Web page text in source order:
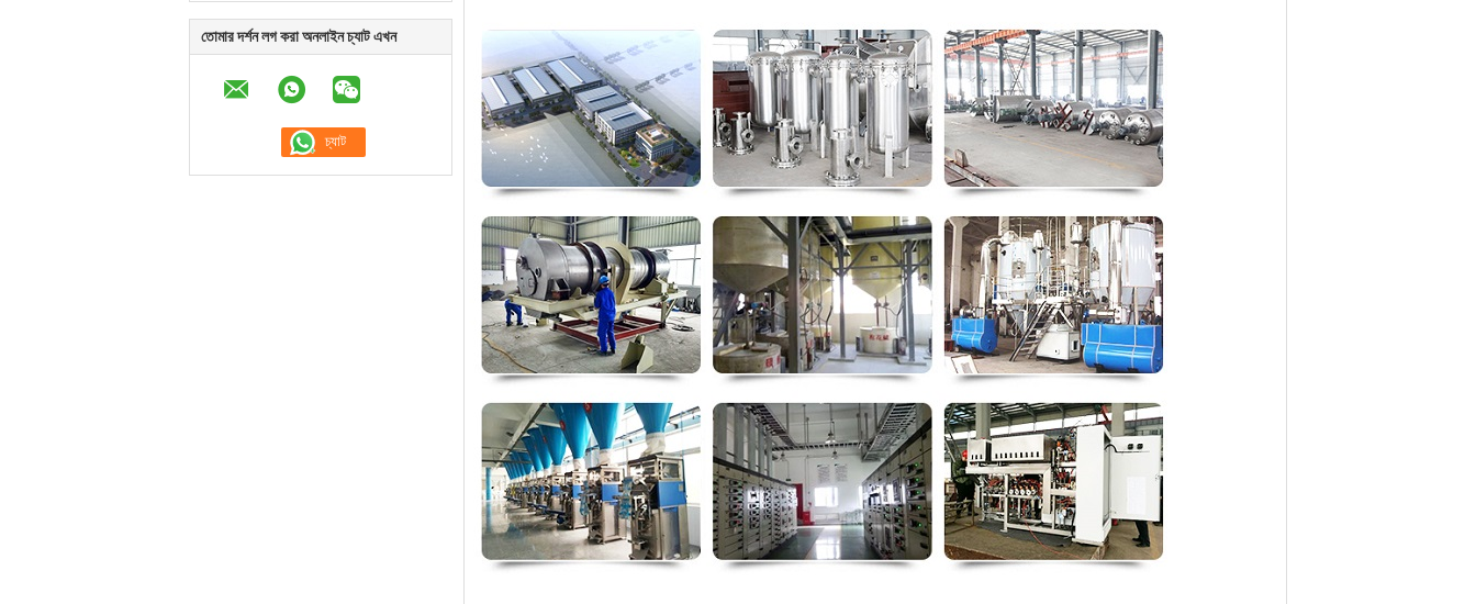
তোমার দর্শন লগ করা অনলাইন চ্যাট এখন